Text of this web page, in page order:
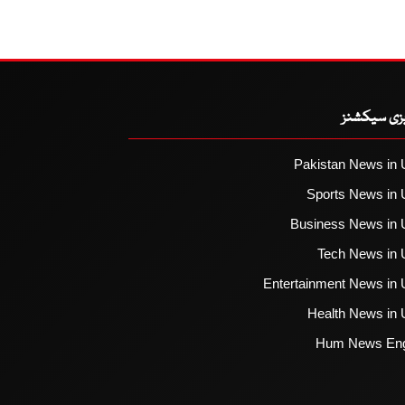
سیکشنز
Pakistan News in
Sports News in
Business News in
Tech News in
Entertainment News in
Health News in
Hum News